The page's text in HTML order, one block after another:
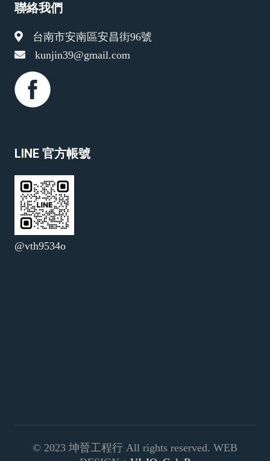
聯絡我們
台南市安南區安昌街96號
kunjin39@gmail.com
LINE 官方帳號
@vth9534o
© 2023 坤晉工程行 All rights reserved. WEB